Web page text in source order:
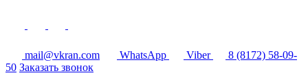
mail@vkran.com WhatsApp Viber
8 (8172) 58-09-
50 Заказать звонок